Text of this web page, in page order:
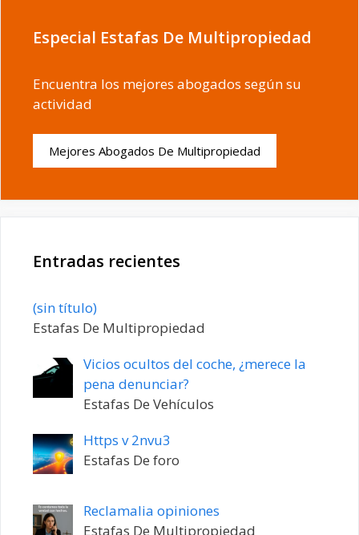
Especial Estafas De Multipropiedad
Encuentra los mejores abogados según su
actividad
Mejores Abogados De Multipropiedad
Entradas recientes
(sin título)Entrada
20198
Estafas De Multipropiedad
Vicios ocultos del coche, ¿merece la
pena denunciar?
Estafas De Vehículos
Https v 2nvu3
Estafas De foro
Reclamalia opiniones
Estafas De Multipropiedad